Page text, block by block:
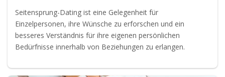
Seitensprung-Dating ist eine Gelegenheit für
Einzelpersonen, ihre Wünsche zu erforschen und ein
besseres Verständnis für ihre eigenen persönlichen
Bedürfnisse innerhalb von Beziehungen zu erlangen.